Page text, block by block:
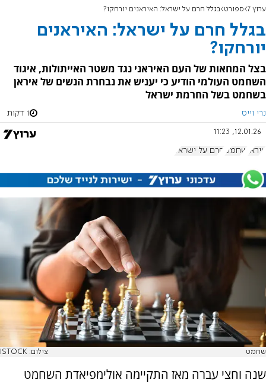
ערוץ 7 ספורט בגלל חרם על ישראל: האיראנים יורחקו?
בגלל חרם על ישראל: האיראנים
יורחקו?
בצל המחאות של העם האיראני נגד משטר האייתולות, איגוד
השחמט העולמי הודיע כי יעניש את נבחרת הנשים של איראן
בשחמט בשל החרמת ישראל
נרי וייס 1 דקות
12.01.26, 11:23
איראן שחמט חרם על ישראל
שחמט צילום: ISTOCK
שנה וחצי עברה מאז התקיימה אולימפיאדת השחמט